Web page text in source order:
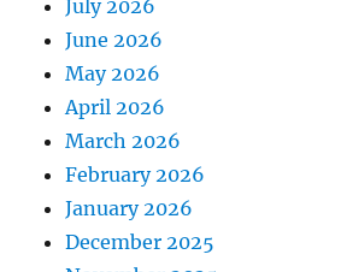
July 2026
June 2026
May 2026
April 2026
March 2026
February 2026
January 2026
December 2025